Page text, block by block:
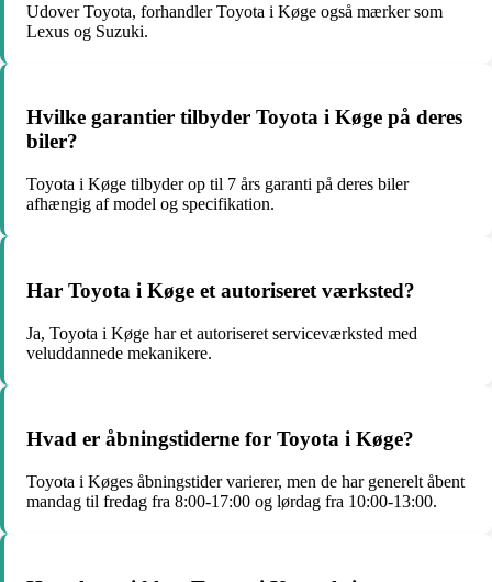
Udover Toyota, forhandler Toyota i Køge også mærker som
Lexus og Suzuki.
Hvilke garantier tilbyder Toyota i Køge på deres
biler?
Toyota i Køge tilbyder op til 7 års garanti på deres biler
afhængig af model og specifikation.
Har Toyota i Køge et autoriseret værksted?
Ja, Toyota i Køge har et autoriseret serviceværksted med
veluddannede mekanikere.
Hvad er åbningstiderne for Toyota i Køge?
Toyota i Køges åbningstider varierer, men de har generelt åbent
mandag til fredag fra 8:00-17:00 og lørdag fra 10:00-13:00.